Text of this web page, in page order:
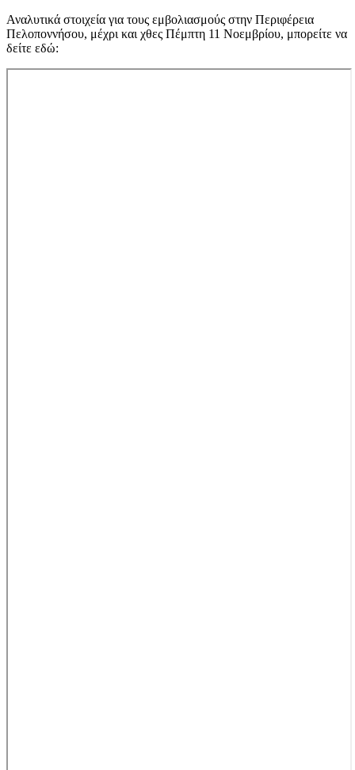
Αναλυτικά στοιχεία για τους εμβολιασμούς στην Περιφέρεια
Πελοποννήσου, μέχρι και χθες Πέμπτη 11 Νοεμβρίου, μπορείτε να
δείτε εδώ: